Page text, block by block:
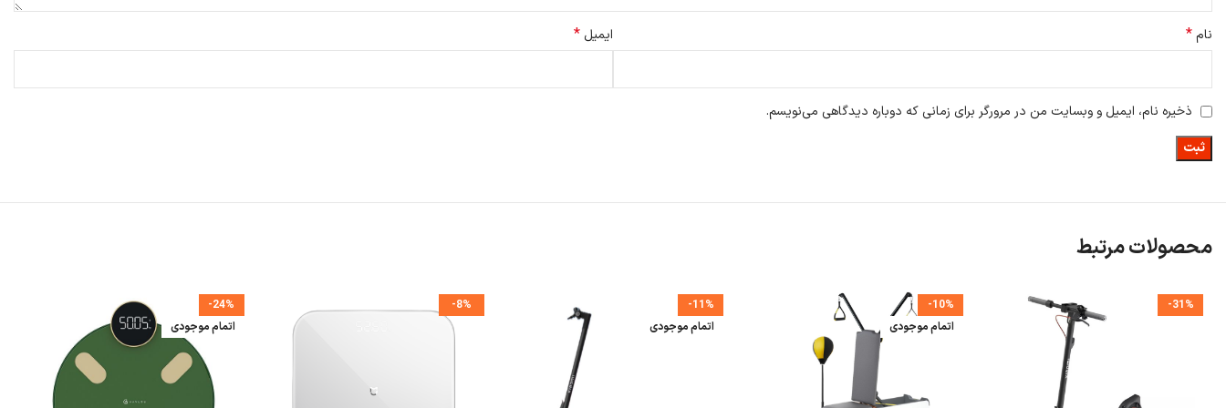
نام* ایمیل *
ذخیره نام، ایمیل و وبسایت من در مرورگر برای زمانی که دوباره دیدگاهی می‌نویسم.
محصولات مرتبط
-31%
-10%
اتمام موجودی
-11%
اتمام موجودی
-8%
-24%
اتمام موجودی